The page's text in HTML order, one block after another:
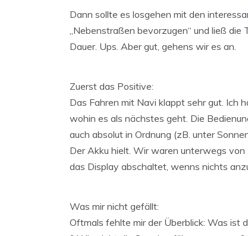
Dann sollte es losgehen mit den
„Nebenstraßen bevorzugen“ und ließ die
Dauer. Ups. Aber gut, gehens wir es an.
Zuerst das Positive:
Das Fahren mit Navi klappt sehr gut. Ich
wohin es als nächstes geht. Die
auch absolut in Ordnung (zB. unter
Der Akku hielt. Wir waren unterwegs
das Display abschaltet, wenns nichts
Was mir nicht gefällt:
Oftmals fehlte mir der Überblick: Was ist